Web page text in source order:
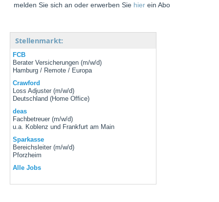
melden Sie sich an oder erwerben Sie hier ein Abo
Stellenmarkt:
FCB
Berater Versicherungen (m/w/d)
Hamburg / Remote / Europa
Crawford
Loss Adjuster (m/w/d)
Deutschland (Home Office)
deas
Fachbetreuer (m/w/d)
u.a. Koblenz und Frankfurt am Main
Sparkasse
Bereichsleiter (m/w/d)
Pforzheim
Alle Jobs